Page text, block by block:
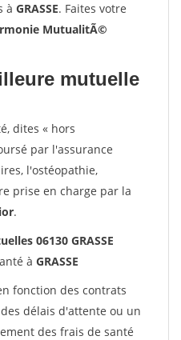
à GRASSE. Faites votre
MutualitÃ©
mutuelle
dites « hors
par l'assurance
l'ostéopathie,
prise en charge par la
.
06130 GRASSE
à GRASSE
fonction des contrats
délais d'attente ou un
des frais de santé